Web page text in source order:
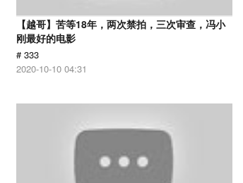
【越哥】苦等18年，两次禁拍，三次审查，冯小
刚最好的电影
# 333
2020-10-10 04:31